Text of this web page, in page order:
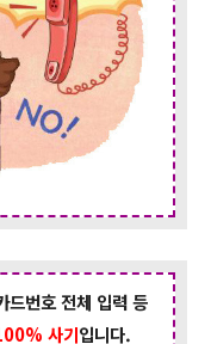
번호 전체 입력 등
사기입니다.